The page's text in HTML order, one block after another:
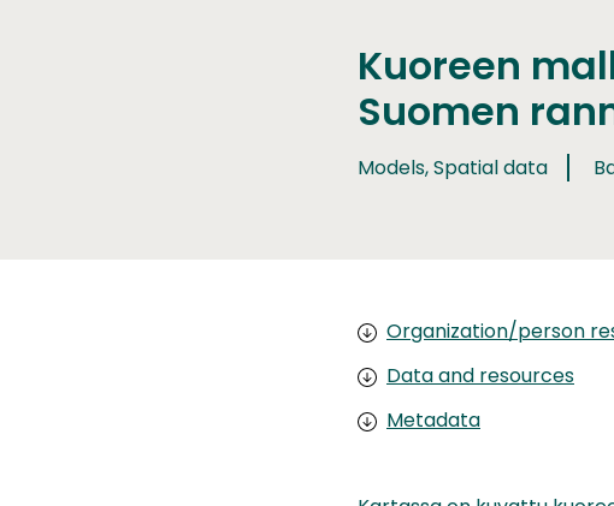
Kuoreen
Suomen
Models, Spatial data
Organization/person
Data and resources
Metadata